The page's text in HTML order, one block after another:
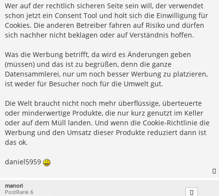
Wer auf der rechtlich sicheren Seite sein will, der verwendet
schon jetzt ein Consent Tool und holt sich die Einwilligung für
Cookies. Die anderen Betreiber fahren auf Risiko und dürfen
sich nachher nicht beklagen oder auf Verständnis hoffen.
Was die Werbung betrifft, da wird es Änderungen geben
(müssen) und das ist zu begrüßen, denn die ganze
Datensammlerei, nur um noch besser Werbung zu platzieren,
ist weder für Besucher noch für die Umwelt gut.
Die Welt braucht nicht noch mehr überflüssige, überteuerte
oder minderwertige Produkte, die nur kurz genutzt im Keller
oder auf dem Müll landen. Und wenn die Cookie-Richtlinie die
Werbung und den Umsatz dieser Produkte reduziert dann ist
das ok.
daniel5959
manori
PostRank 6